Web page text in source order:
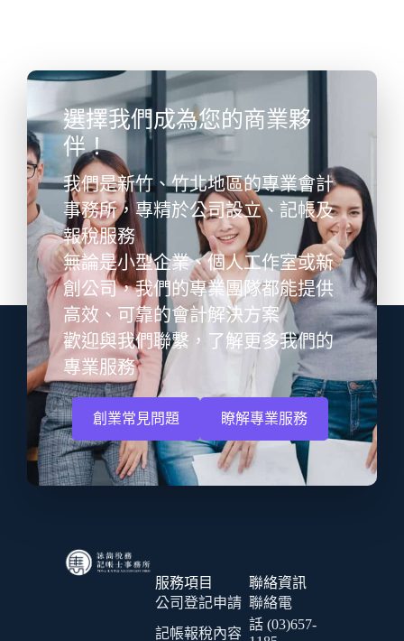
選擇我們成為您的商業夥
伴！
我們是新竹、竹北地區的專業會計
事務所，專精於公司設立、記帳及
報稅服務
無論是小型企業、個人工作室或新
創公司，我們的專業團隊都能提供
高效、可靠的會計解決方案
歡迎與我們聯繫，了解更多我們的
專業服務
創業常見問題 瞭解專業服務
服務項目
公司登記申請
記帳報稅內容
聯絡資訊
聯絡電
話 (03)657-